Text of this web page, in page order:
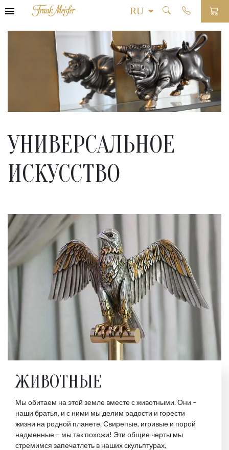
УНИВЕРСАЛЬНОЕ
ИСКУССТВО
ЖИВОТНЫЕ
Мы обитаем на этой земле вместе с животными. Они –
наши братья, и с ними мы делим радости и горести
жизни на родной планете. Свирепые, игривые и порой
надменные – мы так похожи! Эти общие черты мы
стремимся запечатлеть в наших скульптурах,